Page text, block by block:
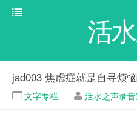
活
jad003 焦虑症就是自寻烦
文字专栏 活水之声录